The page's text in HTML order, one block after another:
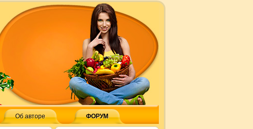
Об авторе ФОРУМ